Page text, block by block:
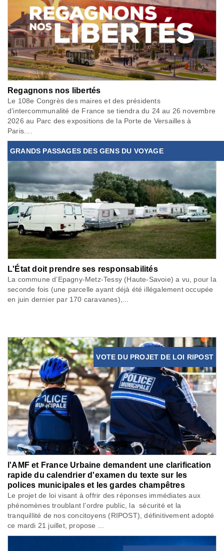
Regagnons nos libertés
Le 108e Congrès des maires et des présidents
d’intercommunalité de France se tiendra du 24 au 26 novembre
2026 au Parc des expositions de la Porte de Versailles à
Paris....
GRANDS PASSAGES DES GENS DU VOYAGE
L'État doit prendre ses responsabilités
La commune d’Epagny-Metz-Tessy (Haute-Savoie) a vu, pour la
seconde fois (une parcelle ayant déjà été illégalement occupée
en juin dernier par 170 caravanes),...
VOTE DU PROJET DE LOI RIPOST
l'AMF et France Urbaine demandent une clarification
rapide du calendrier d'examen du texte sur les
polices municipales et les gardes champêtres
Le projet de loi visant à offrir des réponses immédiates aux
phénomènes troublant l’ordre public, la sécurité et la
tranquillité de nos concitoyens (RIPOST), définitivement adopté
ce mardi 21 juillet, propose ...